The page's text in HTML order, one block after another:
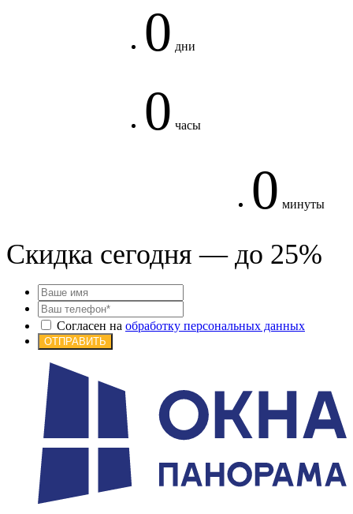
0 дни
0 часы
0 минуты
Скидка сегодня — до 25%
Согласен на обработку персональных данных
ОТПРАВИТЬ